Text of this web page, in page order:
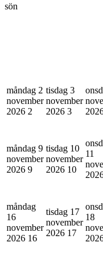
sön
måndag 2
november
2026 2
tisdag 3
november
2026 3
måndag 9
november
2026 9
tisdag 10
november
2026 10
11
måndag
16
november
2026 16
tisdag 17
november
2026 17
18